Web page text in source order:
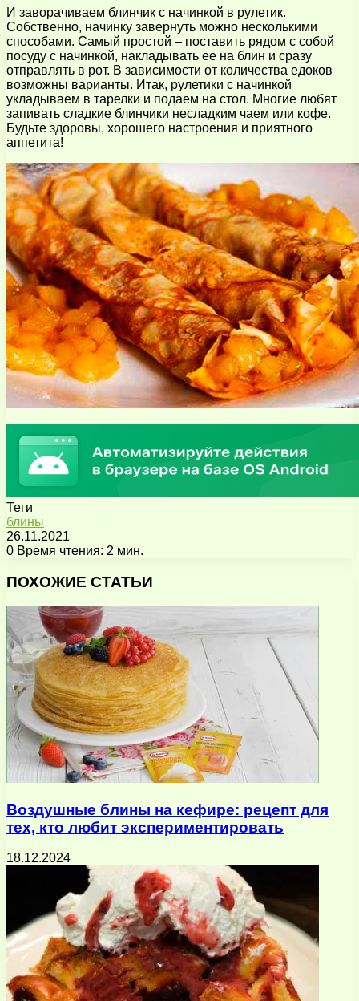
И заворачиваем блинчик с начинкой в рулетик.
Собственно, начинку завернуть можно несколькими
способами. Самый простой – поставить рядом с собой
посуду с начинкой, накладывать ее на блин и сразу
отправлять в рот. В зависимости от количества едоков
возможны варианты. Итак, рулетики с начинкой
укладываем в тарелки и подаем на стол. Многие любят
запивать сладкие блинчики несладким чаем или кофе.
Будьте здоровы, хорошего настроения и приятного
аппетита!
Теги
блины
26.11.2021
0 Время чтения: 2 мин.
через
почту
ПОХОЖИЕ СТАТЬИ
Воздушные блины на кефире: рецепт для
тех, кто любит экспериментировать
18.12.2024